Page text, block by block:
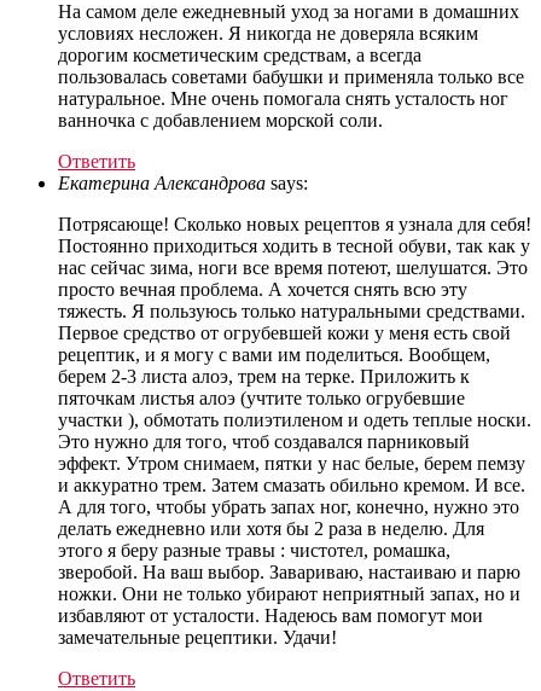
На самом деле ежедневный уход за ногами в домашних
условиях несложен. Я никогда не доверяла всяким
дорогим косметическим средствам, а всегда
пользовалась советами бабушки и применяла только все
натуральное. Мне очень помогала снять усталость ног
ванночка с добавлением морской соли.
Ответить
Екатерина Александрова says:
Потрясающе! Сколько новых рецептов я узнала для себя!
Постоянно приходиться ходить в тесной обуви, так как у
нас сейчас зима, ноги все время потеют, шелушатся. Это
просто вечная проблема. А хочется снять всю эту
тяжесть. Я пользуюсь только натуральными средствами.
Первое средство от огрубевшей кожи у меня есть свой
рецептик, и я могу с вами им поделиться. Вообщем,
берем 2-3 листа алоэ, трем на терке. Приложить к
пяточкам листья алоэ (учтите только огрубевшие
участки ), обмотать полиэтиленом и одеть теплые носки.
Это нужно для того, чтоб создавался парниковый
эффект. Утром снимаем, пятки у нас белые, берем пемзу
и аккуратно трем. Затем смазать обильно кремом. И все.
А для того, чтобы убрать запах ног, конечно, нужно это
делать ежедневно или хотя бы 2 раза в неделю. Для
этого я беру разные травы : чистотел, ромашка,
зверобой. На ваш выбор. Завариваю, настаиваю и парю
ножки. Они не только убирают неприятный запах, но и
избавляют от усталости. Надеюсь вам помогут мои
замечательные рецептики. Удачи!
Ответить